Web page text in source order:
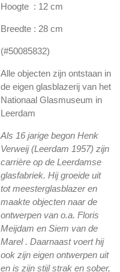
Hoogte : 12 cm
Breedte : 28 cm
(#50085832)
Alle objecten zijn ontstaan in
de eigen glasblazerij van het
Nationaal Glasmuseum in
Leerdam
Als 16 jarige begon Henk
Verweij (Leerdam 1957) zijn
carrière op de Leerdamse
glasfabriek. Hij groeide uit
tot meesterglasblazer en
maakte objecten naar de
ontwerpen van o.a. Floris
Meijdam en Siem van de
Marel . Daarnaast voert hij
ook zijn eigen ontwerpen uit
en is zijn stijl strak en sober,